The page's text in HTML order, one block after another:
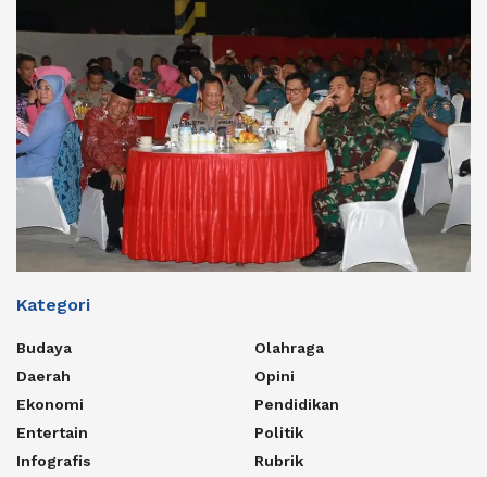
Kategori
Budaya
Daerah
Ekonomi
Entertain
Infografis
Olahraga
Opini
Pendidikan
Politik
Rubrik